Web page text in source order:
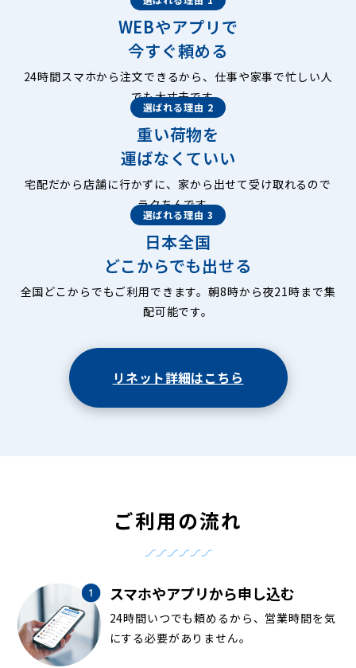
WEBやアプリで
今すぐ頼める
24時間スマホから注文できるから、仕事や家事で忙しい人
でも大丈夫です。
選ばれる理由 2
重い荷物を
運ばなくていい
宅配だから店舗に行かずに、家から出せて受け取れるので
ラクちんです。
選ばれる理由 3
日本全国
どこからでも出せる
全国どこからでもご利用できます。朝8時から夜21時まで集
配可能です。
リネット詳細はこちら
ご利用の流れ
スマホやアプリから申し込む
24時間いつでも頼めるから、営業時間を気
にする必要がありません。